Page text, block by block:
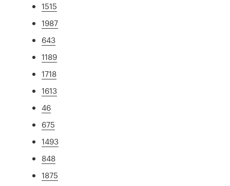
1515
1987
643
1189
1718
1613
46
675
1493
848
1875